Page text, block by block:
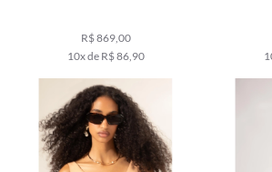
R$ 869,00
10x de R$ 86,90